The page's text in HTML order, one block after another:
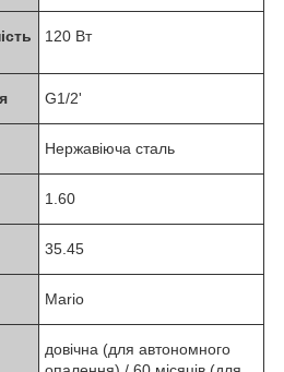
120 Вт
G1/2'
Нержавіюча сталь
1.60
35.45
Mario
довічна (для автономного